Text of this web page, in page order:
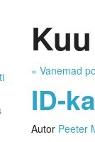
« Vanemad
ID-
Autor Peeter